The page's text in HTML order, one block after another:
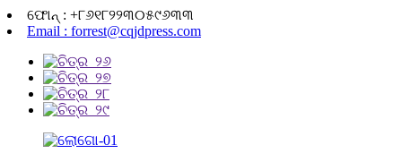
ଫୋନ୍ : +୮୬୧୮୨୨୩୦୫୯୬୩୩
Email : forrest@cqjdpress.com